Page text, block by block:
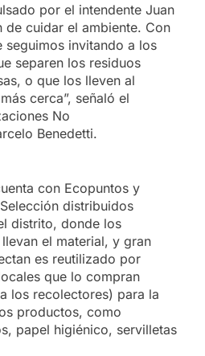
por el intendente Juan
de cuidar el ambiente. Con
seguimos invitando a los
separen los residuos
o que los lleven al
cerca”, señaló el
No
Benedetti.
con Ecopuntos y
distribuidos
distrito, donde los
el material, y gran
es reutilizado por
que lo compran
los recolectores) para la
productos, como
papel higiénico, servilletas